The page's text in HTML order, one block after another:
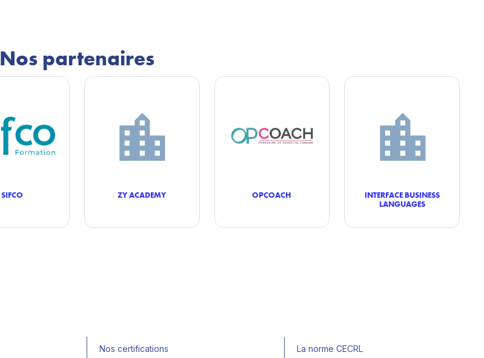
Nos partenaires
SIFCO ZY ACADEMY OPCOACH
INTERFACE BUSINESS
LANGUAGES
Nos certifications La norme CECRL